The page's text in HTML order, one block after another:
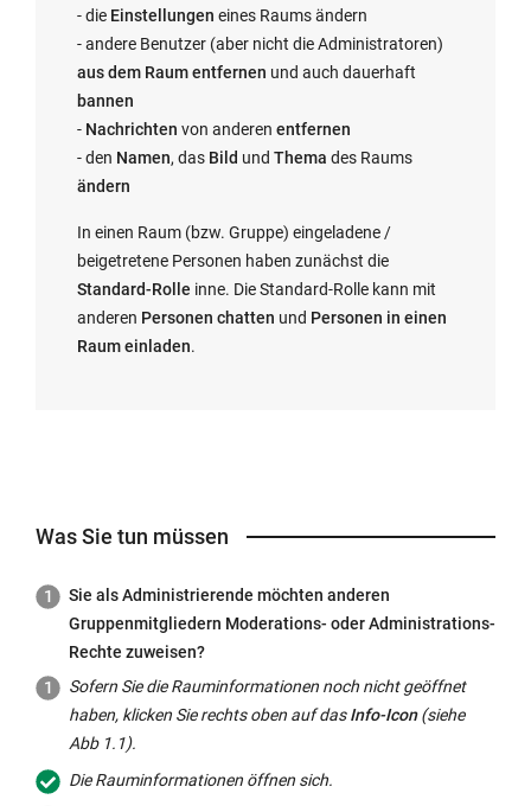
- die Einstellungen eines Raums ändern
- andere Benutzer (aber nicht die Administratoren)
aus dem Raum entfernen und auch dauerhaft
bannen
- Nachrichten von anderen entfernen
- den Namen, das Bild und Thema des Raums
ändern
In einen Raum (bzw. Gruppe) eingeladene /
beigetretene Personen haben zunächst die
Standard-Rolle inne. Die Standard-Rolle kann mit
anderen Personen chatten und Personen in einen
Raum einladen.
Was Sie tun müssen
Sie als Administrierende möchten anderen
Gruppenmitgliedern Moderations- oder Administrations-
Rechte zuweisen?
Sofern Sie die Rauminformationen noch nicht geöffnet
haben, klicken Sie rechts oben auf dasInfo-Icon(siehe
Abb 1.1).
Die Rauminformationen öffnen sich.